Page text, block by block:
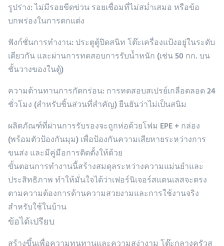
รูปร่าง: ไม่มีรอยขีดข่วน รอยเชื่อมที่ไม่สม่ำเสมอ หรือข้อ
บกพร่องในการตกแต่ง
ฟังก์ชั่นการทำงาน: ประตูตู้ปิดสนิท โต๊ะเครื่องแป้งอยู่ในระดับ
เดียวกัน และผ่านการทดสอบการรับน้ำหนัก (เช่น 50 กก. บน
ชั้นวางของในตู้)
ความต้านทานการกัดกร่อน: การทดสอบสเปรย์เกลือตลอด 24
ชั่วโมง (สำหรับชิ้นส่วนที่สำคัญ) ยืนยันว่าไม่เป็นสนิม
ผลิตภัณฑ์ที่ผ่านการรับรองจะถูกห่อด้วยโฟม EPE + กล่อง
(พร้อมตัวป้องกันมุม) เพื่อป้องกันความเสียหายระหว่างการ
ขนส่ง และมีคู่มือการติดตั้งให้ด้วย
ขั้นตอนการทำงานนี้สร้างสมดุลระหว่างความแม่นยำและ
ประสิทธิภาพ ทำให้มั่นใจได้ว่าเฟอร์นิเจอร์สแตนเลสจะตรง
ตามความต้องการด้านความสวยงามและการใช้งานจริง
สำหรับใช้ในบ้าน
ข้อได้เปรียบ